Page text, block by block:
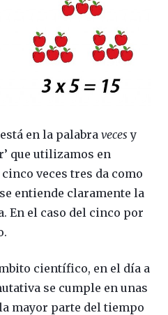
en la palabra veces y
que utilizamos en
veces tres da como
entiende claramente la
En el caso del cinco por
científico, en el día a
se cumple en unas
mayor parte del tiempo